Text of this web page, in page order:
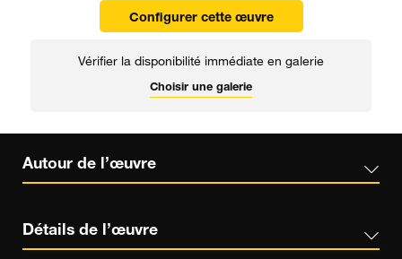
Configurer cette œuvre
Vérifier la disponibilité immédiate en galerie
Choisir une galerie
Autour de l’œuvre
Détails de l’œuvre